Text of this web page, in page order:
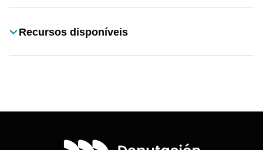
Título
Recursos disponíveis